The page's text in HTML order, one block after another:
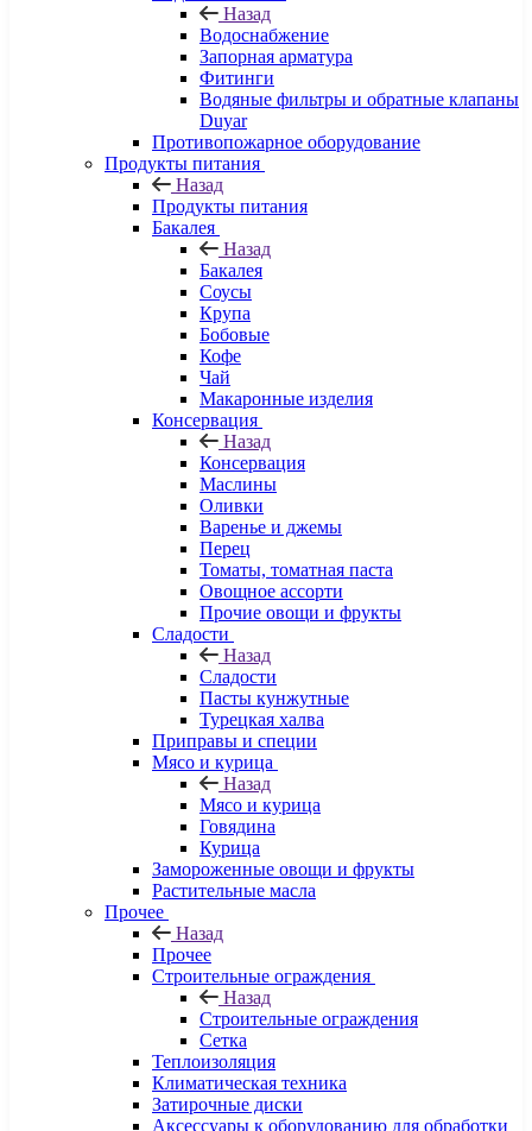
Назад
Водоснабжение
Запорная арматура
Фитинги
Водяные фильтры и обратные клапаны
Duyar
Противопожарное оборудование
Продукты питания
Назад
Продукты питания
Бакалея
Назад
Бакалея
Соусы
Крупа
Бобовые
Кофе
Чай
Макаронные изделия
Консервация
Назад
Консервация
Маслины
Оливки
Варенье и джемы
Перец
Томаты, томатная паста
Овощное ассорти
Прочие овощи и фрукты
Сладости
Назад
Сладости
Пасты кунжутные
Турецкая халва
Приправы и специи
Мясо и курица
Назад
Мясо и курица
Говядина
Курица
Замороженные овощи и фрукты
Растительные масла
Прочее
Назад
Прочее
Строительные ограждения
Назад
Строительные ограждения
Сетка
Теплоизоляция
Климатическая техника
Затирочные диски
Аксессуары к оборудованию для обработки